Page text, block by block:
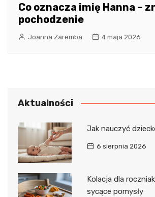
Co oznacza imię Hanna –
pochodzenie
Joanna Zaremba 4 maja 2026
Aktualności
Jak nauczyć
6 sierpnia 2026
Kolacja dla
sycące pomysły